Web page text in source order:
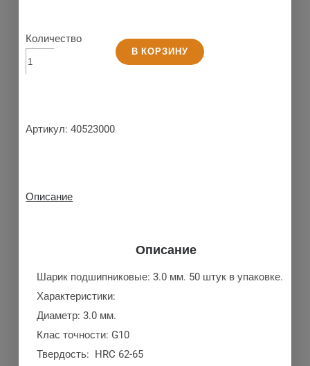
Количество
В КОРЗИНУ
Артикул:40523000
Описание
Описание
Шарик подшипниковые: 3.0 мм. 50 штук в упаковке.
Характеристики:
Диаметр: 3.0 мм.
Клас точности: G10
Твердость: HRC 62-65